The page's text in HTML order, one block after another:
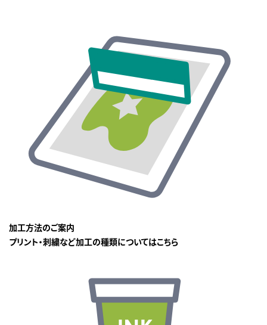
加工方法のご案内
プリント・刺繍など加工の種類についてはこちら